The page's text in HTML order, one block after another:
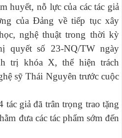
huyết, nỗ lực của các tác giả
của Đảng về tiếp tục xây
nghệ thuật trong thời kỳ
quyết số 23-NQ/TW ngày
trị khóa X, thể hiện trách
sỹ Thái Nguyên trước cuộc
giả đã trân trọng trao tặng
đưa các tác phẩm sớm đến